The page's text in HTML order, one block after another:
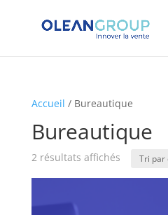
Accueil / Bureautique
Bureautique
2 résultats affichés